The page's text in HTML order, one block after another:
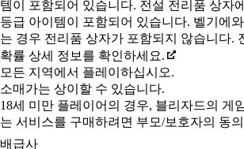
템이 포함되어 있습니다. 전설 전리품 상자
등급 아이템이 포함되어 있습니다. 벨기에
는 경우 전리품 상자가 포함되지 않습니다.
확률 상세 정보를 확인하세요.
모든 지역에서 플레이하십시오.
소매가는 상이할 수 있습니다.
18세 미만 플레이어의 경우, 블리자드의 게
는 서비스를 구매하려면 부모/보호자의 동
배급사